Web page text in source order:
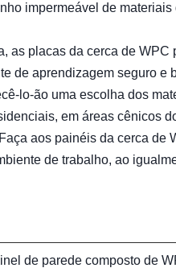
impermeável de
as placas da cerca de
de aprendizagem seguro e
lo-ão uma escolha dos
em áreas cênicos
aos painéis da cerca
de trabalho, ao
de parede composto de